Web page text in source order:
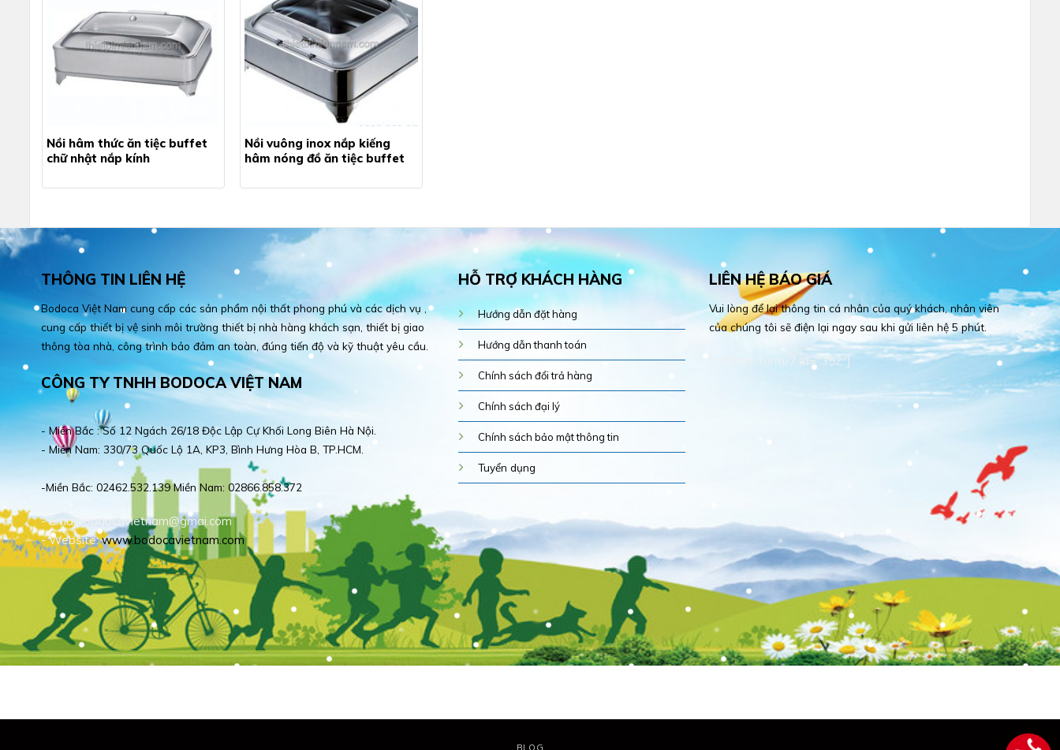
Nồi hâm thức ăn tiệc buffet
chữ nhật nắp kính
Nồi vuông inox nắp kiếng
hâm nóng đồ ăn tiệc buffet
THÔNG TIN LIÊN HỆ
Bodoca Việt Nam cung cấp các sản phẩm nội thất phong phú và các dịch vụ ,
cung cấp thiết bị vệ sinh môi trường thiết bị nhà hàng khách sạn, thiết bị giao
thông tòa nhà, công trình bảo đảm an toàn, đúng tiến độ và kỹ thuật yêu cầu.
CÔNG TY TNHH BODOCA VIỆT NAM
- Miền Bắc : Số 12 Ngách 26/18 Độc Lập Cự Khối Long Biên Hà Nội.
- Miền Nam: 330/73 Quốc Lộ 1A, KP3, Bình Hưng Hòa B, TP.HCM.
-Miền Bắc: 02462.532.139 Miền Nam: 02866.858.372
- Email: bodocavietnam@gmai.com
- Website:www.bodocavietnam.com
HỖ TRỢ KHÁCH HÀNG
Hướng dẫn đặt hàng
Hướng dẫn thanh toán
Chính sách đổi trả hàng
Chính sách đại lý
Chính sách bảo mật thông tin
Tuyển dụng
LIÊN HỆ BÁO GIÁ
Vui lòng để lại thông tin cá nhân của quý khách, nhân viên
của chúng tôi sẽ điện lại ngay sau khi gửi liên hệ 5 phút.
[contact-form-7 id="352"]
BLOG